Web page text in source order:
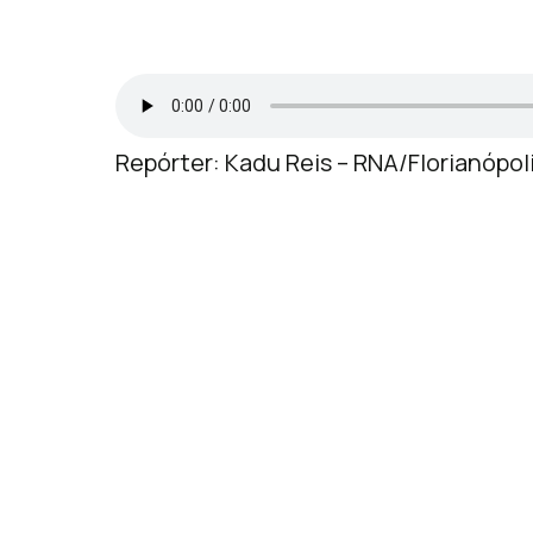
Repórter: Kadu Reis – RNA/